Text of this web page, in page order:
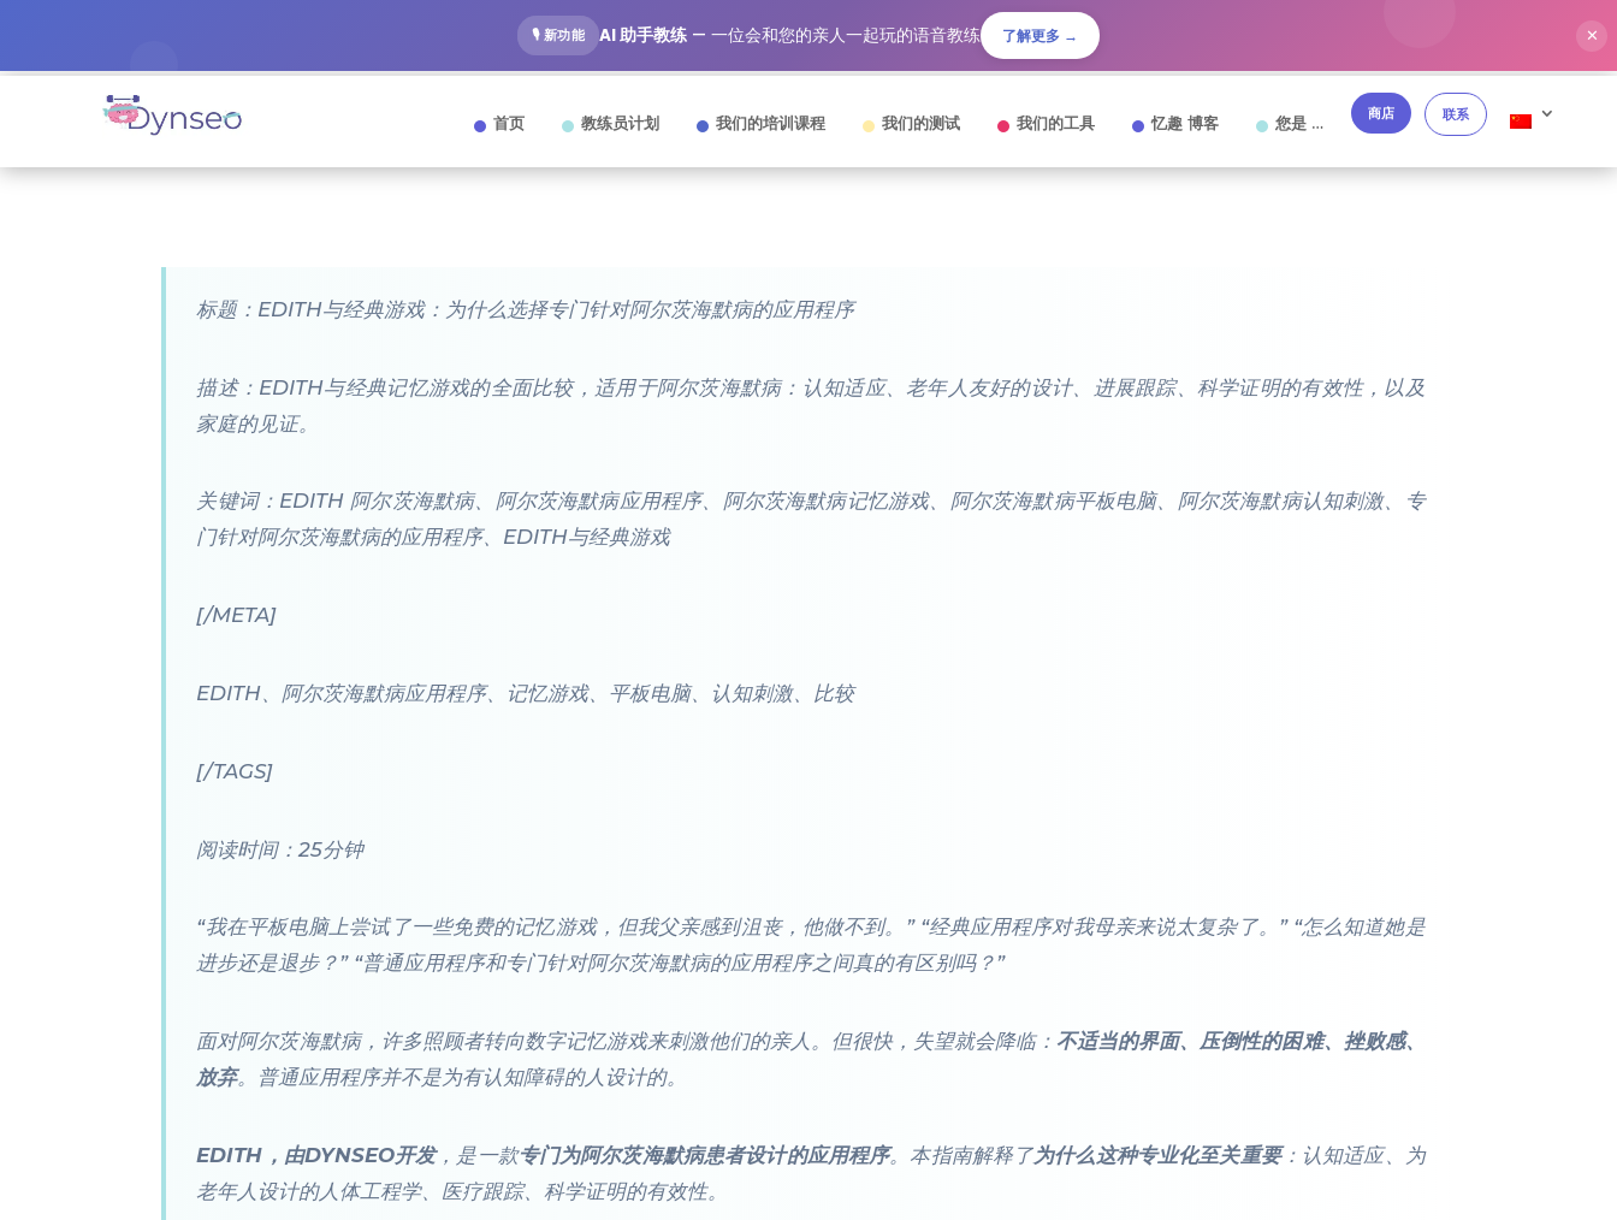
🎙️ 新功能 AI 助手教练 — 一位会和您的亲人一起玩的语音教练 了解更多 → ✕
首页 教练员计划 我们的培训课程 我们的测试 我们的工具 忆趣 博客 您是 … 商店 联系
标题：EDITH与经典游戏：为什么选择专门针对阿尔茨海默病的应用程序
描述：EDITH与经典记忆游戏的全面比较，适用于阿尔茨海默病：认知适应、老年人友好的设计、进展跟踪、科学证明的有效性，以及
家庭的见证。
关键词：EDITH 阿尔茨海默病、阿尔茨海默病应用程序、阿尔茨海默病记忆游戏、阿尔茨海默病平板电脑、阿尔茨海默病认知刺激、专
门针对阿尔茨海默病的应用程序、EDITH与经典游戏
[/META]
EDITH、阿尔茨海默病应用程序、记忆游戏、平板电脑、认知刺激、比较
[/TAGS]
阅读时间：25分钟
“我在平板电脑上尝试了一些免费的记忆游戏，但我父亲感到沮丧，他做不到。” “经典应用程序对我母亲来说太复杂了。” “怎么知道她是
进步还是退步？” “普通应用程序和专门针对阿尔茨海默病的应用程序之间真的有区别吗？”
面对阿尔茨海默病，许多照顾者转向数字记忆游戏来刺激他们的亲人。但很快，失望就会降临： 不适当的界面、压倒性的困难、挫败感、
放弃。普通应用程序并不是为有认知障碍的人设计的。
EDITH，由DYNSEO开发，是一款专门为阿尔茨海默病患者设计的应用程序。本指南解释了为什么这种专业化至关重要：认知适应、为
老年人设计的人体工程学、医疗跟踪、科学证明的有效性。